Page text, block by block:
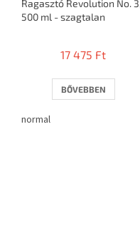
Ragasztó Revolution No. 3,
500 ml - szagtalan
17 475 Ft
BŐVEBBEN
normal